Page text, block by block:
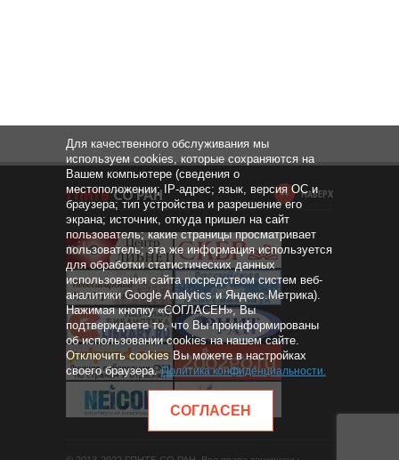
НАВЕРХ
Для качественного обслуживания мы
используем cookies, которые сохраняются на
Вашем компьютере (сведения о
местоположении; IP-адрес; язык, версия ОС и
браузера; тип устройства и разрешение его
экрана; источник, откуда пришел на сайт
пользователь; какие страницы просматривает
пользователь; эта же информация используется
для обработки статистических данных
использования сайта посредством систем веб-
аналитики Google Analytics и Яндекс.Метрика).
Нажимая кнопку «СОГЛАСЕН», Вы
подтверждаете то, что Вы проинформированы
об использовании cookies на нашем сайте.
Отключить cookies Вы можете в настройках
своего браузера.Политика конфиденциальности.
СОГЛАСЕН